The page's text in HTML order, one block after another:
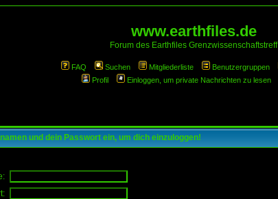
www.earthfiles.de
Forum des Earthfiles Grenzwissenschaftstreff
FAQ Suchen Mitgliederliste Benutzergruppen
Profil
Einloggen, um private Nachrichten zu lesen
und dein Passwort ein, um dich einzuloggen!